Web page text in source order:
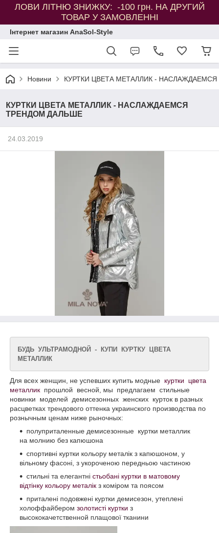
ЛОВИ ЛІТНЮ ЗНИЖКУ: -100 грн. НА ДРУГИЙ
ТОВАР У ЗАМОВЛЕННІ
Інтернет магазин AnaSol-Style
Новини КУРТКИ ЦВЕТА МЕТАЛЛИК -
КУРТКИ ЦВЕТА МЕТАЛЛИК - НАСЛАЖДАЕМСЯ
ТРЕНДОМ ДАЛЬШЕ
24.03.2019
БУДЬ УЛЬТРАМОДНОЙ - КУПИ КУРТКУ ЦВЕТА
МЕТАЛЛИК
Для всех женщин, не успевших купить модные куртки цвета
металлик прошлой весной, мы предлагаем стильные
новинки моделей демисезонных женских курток в разных
расцветках трендового оттенка украинского производства по
рознычным ценам ниже рыночных:
полуприталенные демисезонные куртки металлик
на молнию без капюшона
спортивні куртки кольору металік з капюшоном, у
вільному фасоні, з укороченою передньою частиною
стильні та елегантні стьобані куртки в матовому
відтінку кольору металік з коміром та поясом
приталені подовжені куртки демисезон, утеплені
холоффайбером золотисті куртки з
высококачетственной плащової тканини